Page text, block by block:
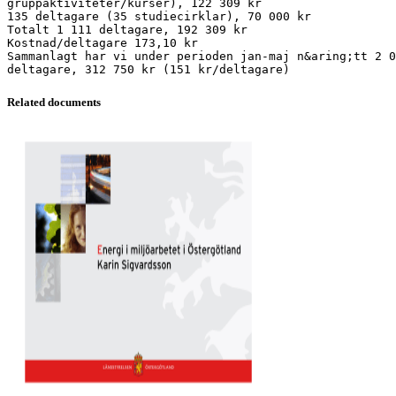
gruppaktiviteter/kurser), 122 309 kr
135 deltagare (35 studiecirklar), 70 000 kr
Totalt 1 111 deltagare, 192 309 kr
Kostnad/deltagare 173,10 kr
Sammanlagt har vi under perioden jan-maj n&aring;tt 2
Related documents